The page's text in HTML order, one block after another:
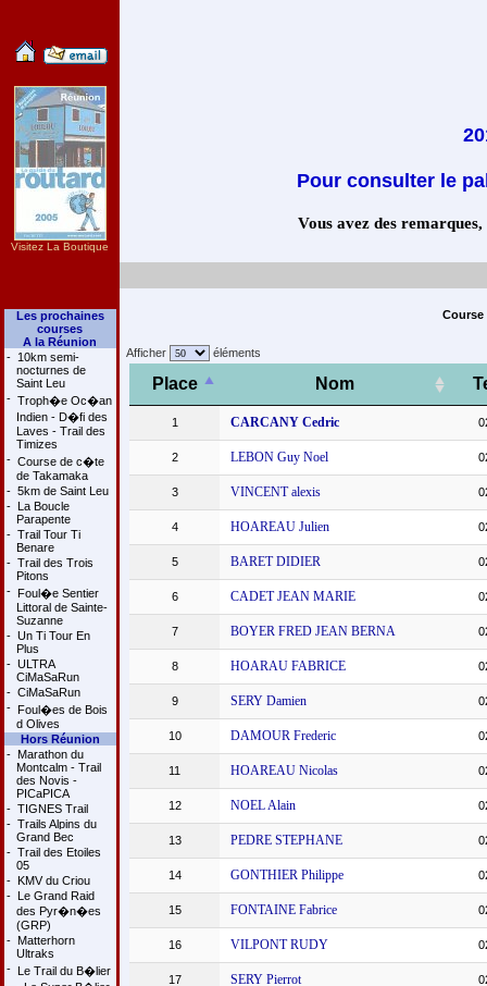
Visitez La Boutique
Les prochaines
courses
A la Réunion
- 10km semi-
nocturnes de
Saint Leu
- Troph�e Oc�an
Indien - D�fi des
Laves - Trail des
Timizes
- Course de c�te
de Takamaka
- 5km de Saint Leu
- La Boucle
Parapente
- Trail Tour Ti
Benare
- Trail des Trois
Pitons
- Foul�e Sentier
Littoral de Sainte-
Suzanne
- Un Ti Tour En
Plus
- ULTRA
CiMaSaRun
- CiMaSaRun
- Foul�es de Bois
d Olives
Hors Réunion
- Marathon du
Montcalm - Trail
des Novis -
PICaPICA
- TIGNES Trail
- Trails Alpins du
Grand Bec
- Trail des Etoiles
05
- KMV du Criou
- Le Grand Raid
des Pyr�n�es
(GRP)
- Matterhorn
Ultraks
- Le Trail du B�lier
Pour consulter le
Vous avez des
Course
Afficher éléments
Place Nom
1 CARCANY Cedric
2 LEBON Guy Noel
3 VINCENT alexis
4 HOAREAU Julien
5 BARET DIDIER
6 CADET JEAN MARIE
7 BOYER FRED JEAN BERNA
8 HOARAU FABRICE
9 SERY Damien
10 DAMOUR Frederic
11 HOAREAU Nicolas
12 NOEL Alain
13 PEDRE STEPHANE
14 GONTHIER Philippe
15 FONTAINE Fabrice
16 VILPONT RUDY
17 SERY Pierrot